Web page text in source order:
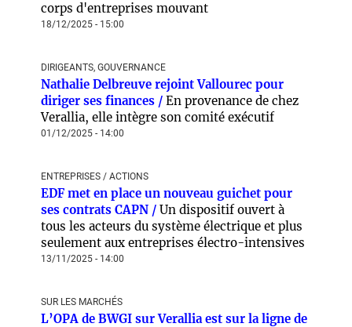
corps d'entreprises mouvant
18/12/2025 - 15:00
DIRIGEANTS, GOUVERNANCE
Nathalie Delbreuve rejoint Vallourec pour
diriger ses finances / En provenance de chez
Verallia, elle intègre son comité exécutif
01/12/2025 - 14:00
ENTREPRISES / ACTIONS
EDF met en place un nouveau guichet pour
ses contrats CAPN / Un dispositif ouvert à
tous les acteurs du système électrique et plus
seulement aux entreprises électro-intensives
13/11/2025 - 14:00
SUR LES MARCHÉS
L’OPA de BWGI sur Verallia est sur la ligne de